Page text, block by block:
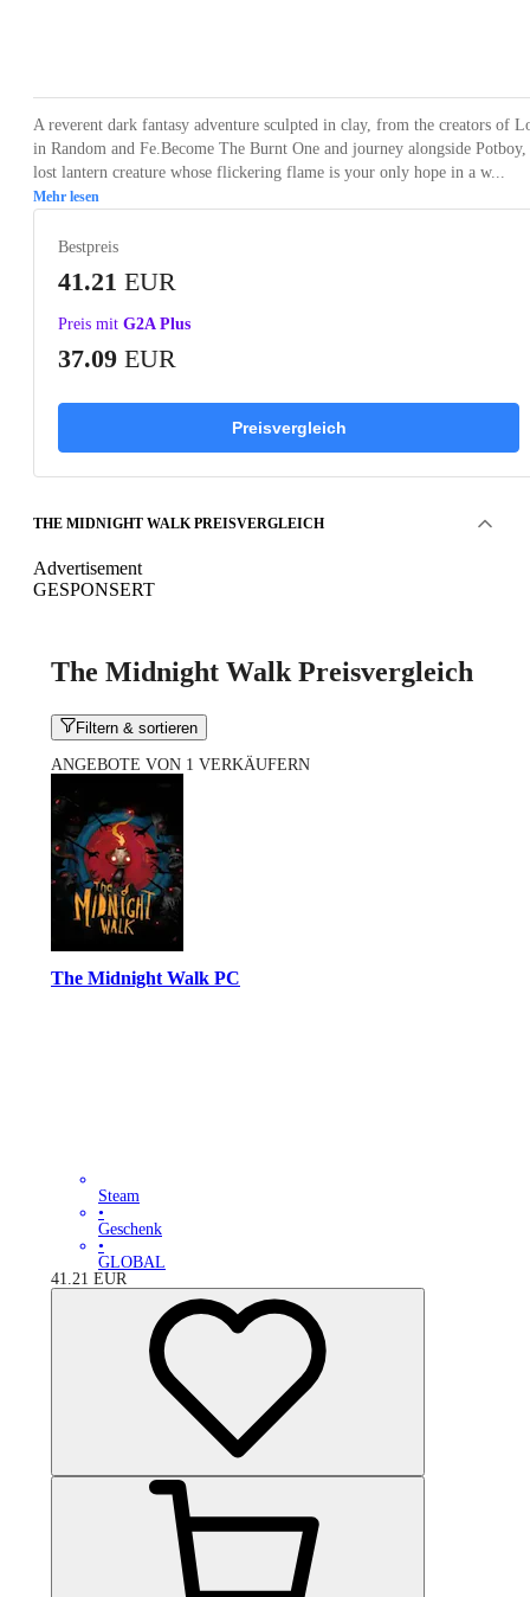
A reverent dark fantasy adventure sculpted in clay, from the creators of
in Random and Fe.Become The Burnt One and journey alongside Potboy,
lost lantern creature whose flickering flame is your only hope in a w...
Mehr lesen
Bestpreis
41.21 EUR
Preis mit G2A Plus
37.09 EUR
Preisvergleich
THE MIDNIGHT WALK PREISVERGLEICH
Advertisement
GESPONSERT
The Midnight Walk Preisvergleich
Filtern & sortieren
ANGEBOTE VON 1 VERKÄUFERN
The Midnight Walk PC
Steam
•
Geschenk
•
GLOBAL
41.21 EUR